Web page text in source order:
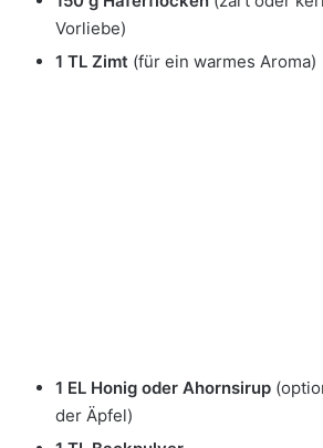
Vorliebe)
1 TL Zimt (für ein warmes Aroma)
1 EL Honig oder Ahornsirup
der Äpfel)